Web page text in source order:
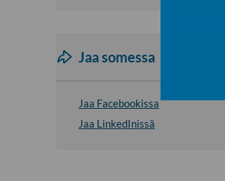
Jaa somessa
Jaa Facebookissa
Jaa LinkedInissä